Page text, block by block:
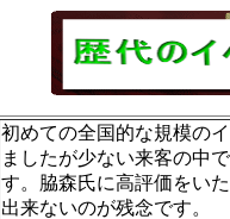
初めての全国的な規模の
ましたが少ない来客の中
す。脇森氏に高評価をい
出来ないのが残念です。